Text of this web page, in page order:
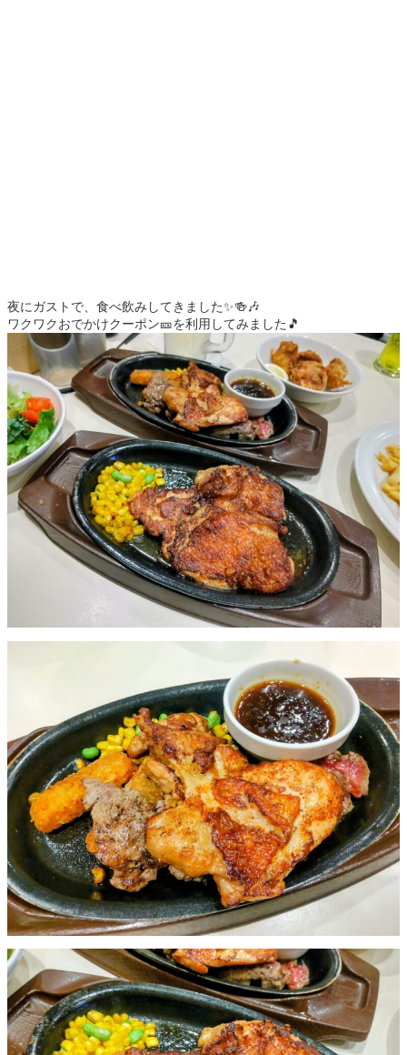
夜にガストで、食べ飲みしてきました✨🍻🎶
ワクワクおでかけクーポン🎫を利用してみました🎵